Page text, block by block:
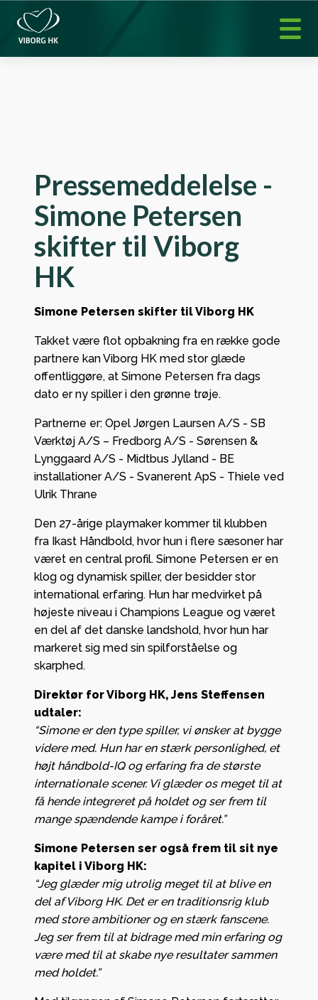
Pressemeddelelse -
Simone Petersen
skifter til Viborg
HK
Simone Petersen skifter til Viborg HK
Takket være flot opbakning fra en række gode
partnere kan Viborg HK med stor glæde
offentliggøre, at Simone Petersen fra dags
dato er ny spiller i den grønne trøje.
Partnerne er: Opel Jørgen Laursen A/S - SB
Værktøj A/S – Fredborg A/S - Sørensen &
Lynggaard A/S - Midtbus Jylland - BE
installationer A/S - Svanerent ApS - Thiele ved
Ulrik Thrane
Den 27-årige playmaker kommer til klubben
fra Ikast Håndbold, hvor hun i flere sæsoner har
været en central profil. Simone Petersen er en
klog og dynamisk spiller, der besidder stor
international erfaring. Hun har medvirket på
højeste niveau i Champions League og været
en del af det danske landshold, hvor hun har
markeret sig med sin spilforståelse og
skarphed.
Direktør for Viborg HK, Jens Steffensen
udtaler:
“Simone er den type spiller, vi ønsker at bygge
videre med. Hun har en stærk personlighed, et
højt håndbold-IQ og erfaring fra de største
internationale scener. Vi glæder os meget til at
få hende integreret på holdet og ser frem til
mange spændende kampe i foråret.”
Simone Petersen ser også frem til sit nye
kapitel i Viborg HK:
“Jeg glæder mig utrolig meget til at blive en
del af Viborg HK. Det er en traditionsrig klub
med store ambitioner og en stærk fanscene.
Jeg ser frem til at bidrage med min erfaring og
være med til at skabe nye resultater sammen
med holdet.”